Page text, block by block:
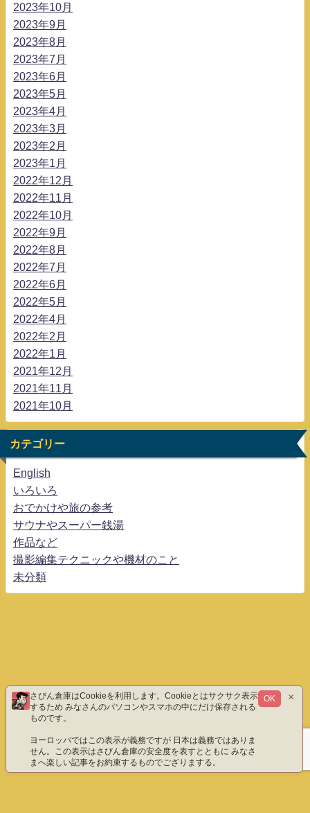
2023年10月
2023年9月
2023年8月
2023年7月
2023年6月
2023年5月
2023年4月
2023年3月
2023年2月
2023年1月
2022年12月
2022年11月
2022年10月
2022年9月
2022年8月
2022年7月
2022年6月
2022年5月
2022年4月
2022年2月
2022年1月
2021年12月
2021年11月
2021年10月
カテゴリー
English
いろいろ
おでかけや旅の参考
サウナやスーパー銭湯
作品など
撮影編集テクニックや機材のこと
未分類
さびん倉庫はCookieを利用します。Cookieとはサクサク表示
するため みなさんのパソコンやスマホの中にだけ保存される
ものです。
ヨーロッパではこの表示が義務ですが 日本は義務ではありま
せん。この表示はさびん倉庫の安全度を表すとともに みなさ
まへ楽しい記事をお約束するものでござりまする。
OK ×